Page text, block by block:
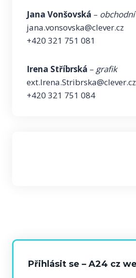
Jana Vonšovská –
jana.vonsovska@clever.cz
+420 321 751 081
Irena Stříbrská – grafik
ext.Irena.Stribrska@clever.cz
+420 321 751 084
Přihlásit se – A24 cz